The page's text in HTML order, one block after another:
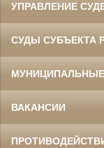
УПРАВЛЕНИЕ
СУДЫ СУБЪЕКТА
ВАКАНСИИ